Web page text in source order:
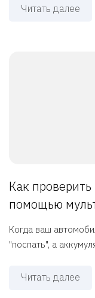
Читать далее
Как проверить
помощью
Когда ваш
"поспать", а
Читать далее